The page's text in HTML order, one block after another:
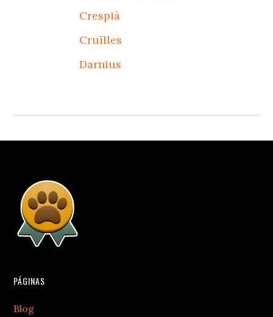
Crespià
Cruïlles
Darnius
PÁGINAS
Blog